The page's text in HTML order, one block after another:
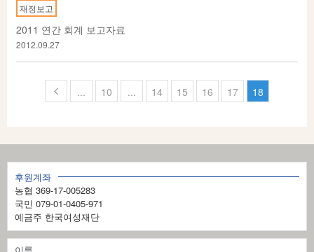
재정보고
2011 연간 회계 보고자료
2012.09.27
8
의
1
... 10 ... 14 15 16 17 18
후원계좌
농협 369-17-005283
국민 079-01-0405-971
예금주 한국여성재단